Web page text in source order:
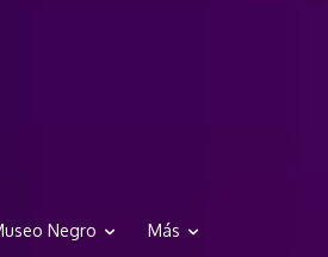
Negro Más